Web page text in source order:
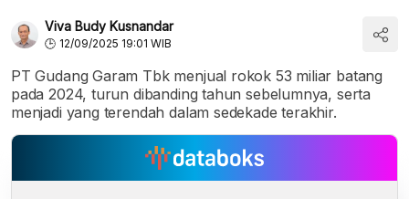
Viva Budy Kusnandar
12/09/2025 19:01 WIB
PT Gudang Garam Tbk menjual rokok 53 miliar batang
pada 2024, turun dibanding tahun sebelumnya, serta
menjadi yang terendah dalam sedekade terakhir.